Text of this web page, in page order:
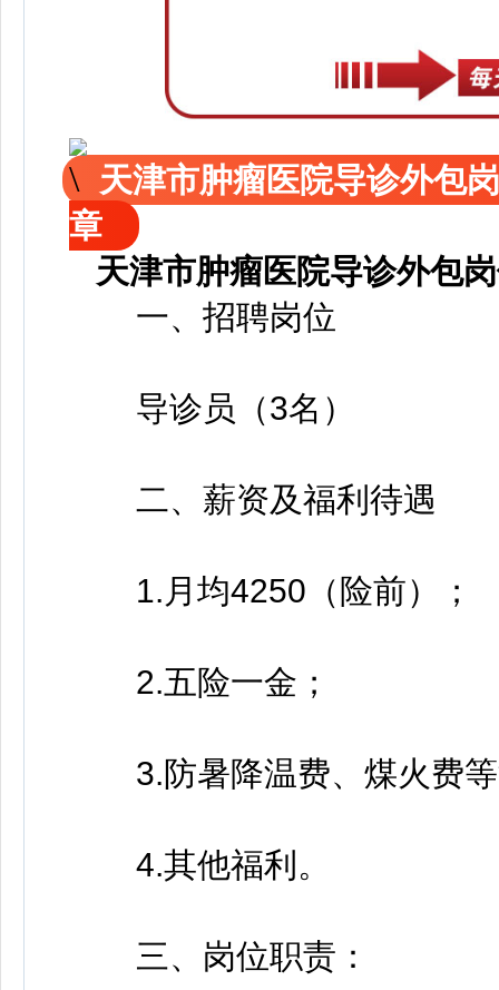
天津市肿瘤医院导诊外包
章
天津市肿瘤医院导诊外包
一、招聘岗位
导诊员（3名）
二、薪资及福利待遇
1.月均4250（险前）；
2.五险一金；
3.防暑降温费、煤火费等
4.其他福利。
三、岗位职责：